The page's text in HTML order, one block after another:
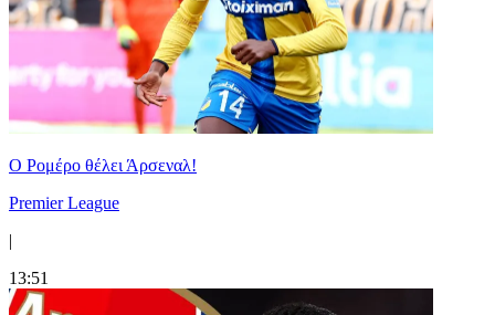
Ο Ρομέρο θέλει Άρσεναλ!
Premier League
|
13:51